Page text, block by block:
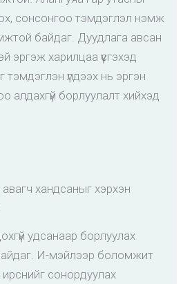
сонсонгоо тэмдэглэл нэмж
байдаг. Дуудлага авсан
эргэж харилцаа үүсгэхэд
тэмдэглэн үлдээх нь эргэн
алдахгүй борлуулалт хийхэд
хандсаныг хэрхэн
удсанаар борлуулах
И-мэйлээр боломжит
сонордуулах